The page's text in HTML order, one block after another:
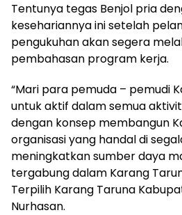
Tentunya tegas Benjol pria
kesehariannya ini setelah
pengukuhan akan segera
pembahasan program kerja.
“Mari para pemuda – pemudi
untuk aktif dalam semua
dengan konsep membangun
organisasi yang handal di
meningkatkan sumber daya
tergabung dalam Karang
Terpilih Karang Taruna
Nurhasan.